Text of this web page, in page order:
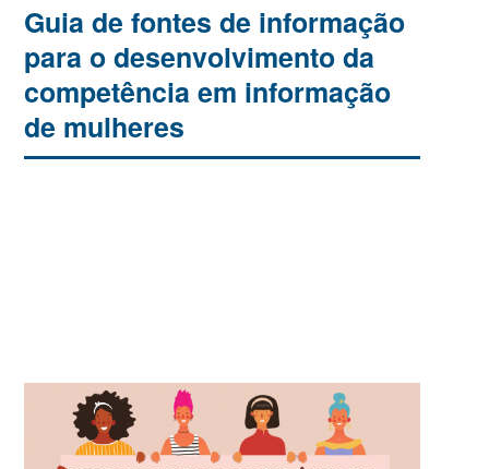
Guia de fontes de informação
para o desenvolvimento da
competência em informação
de mulheres